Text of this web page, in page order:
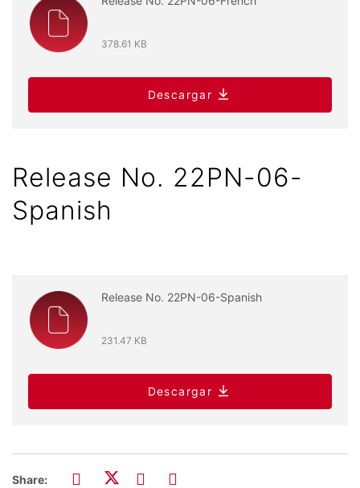
378.61 KB
Descargar
Release No. 22PN-06-
Spanish
Release No. 22PN-06-Spanish
231.47 KB
Descargar
Share: